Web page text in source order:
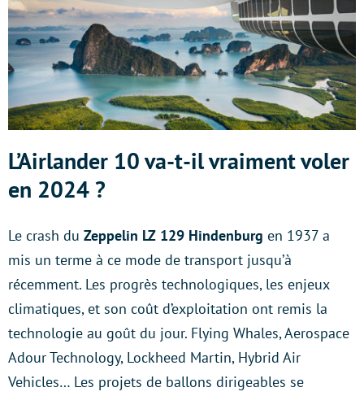
L’Airlander 10 va-t-il vraiment voler
en 2024 ?
Le crash du Zeppelin LZ 129 Hindenburg en 1937 a
mis un terme à ce mode de transport jusqu’à
récemment. Les progrès technologiques, les enjeux
climatiques, et son coût d’exploitation ont remis la
technologie au goût du jour. Flying Whales, Aerospace
Adour Technology, Lockheed Martin, Hybrid Air
Vehicles… Les projets de ballons dirigeables se